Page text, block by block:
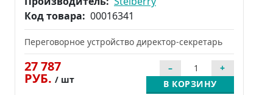
Код товара: 00016341
Переговорное устройство директор-секретарь
27 787
РУБ. / шт В КОРЗИНУ